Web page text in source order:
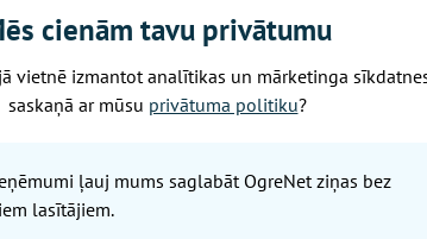
lomā atzīta Olga Šepicka-Slapjuma par
atzīts Ģirts Ķesteris par darbu filmā
- Ilze Ķuzule-Skrastiņa par darbu filmā
gods piešķirts Ivaram Zviedrim par
dokumentālās filmas operators" godināti
cienām tavu privātumu
vietnē izmantot analītikas un mārketinga
saskaņā ar mūsu privātuma politiku?
ļauj mums saglabāt OgreNet ziņas bez
lasītājiem.